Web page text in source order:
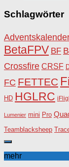
Schlagwörter
BetaFPV BF
Crossfire CRSF
FC FETTEC
HD HGLRC
Lumenier mini Pro
Teamblacksheep
mehr